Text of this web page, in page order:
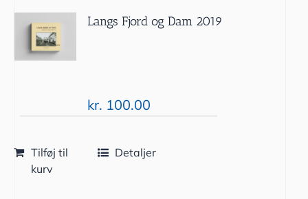
Langs Fjord og Dam 2019
kr. 100.00
Tilføj til
kurv
Detaljer